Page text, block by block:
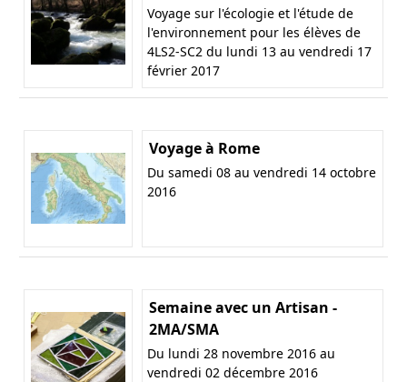
Voyage sur l'écologie et l'étude de
l'environnement pour les élèves de
4LS2-SC2 du lundi 13 au vendredi 17
février 2017
Voyage à Rome
Du samedi 08 au vendredi 14 octobre
2016
Semaine avec un Artisan -
2MA/SMA
Du lundi 28 novembre 2016 au
vendredi 02 décembre 2016